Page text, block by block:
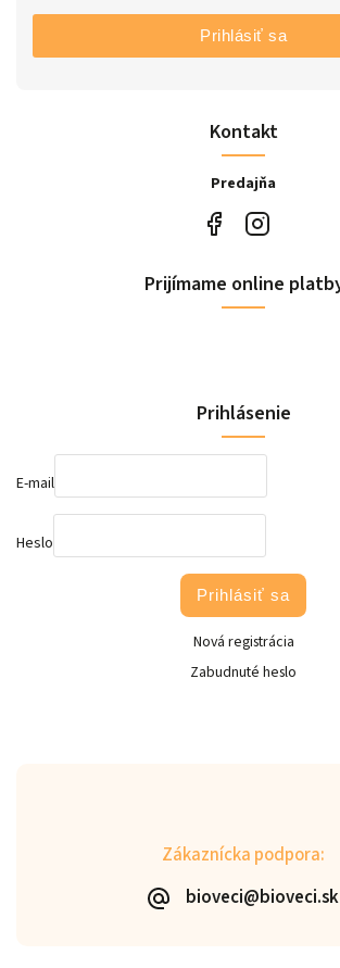
Zákaznícka podpora:
bioveci@bioveci.sk
Kontakt
Predajňa
Prihlásiť sa
Prijímame online
Prihlásenie
E-mail
Heslo
Prihlásiť sa
Nová registrácia
Zabudnuté heslo